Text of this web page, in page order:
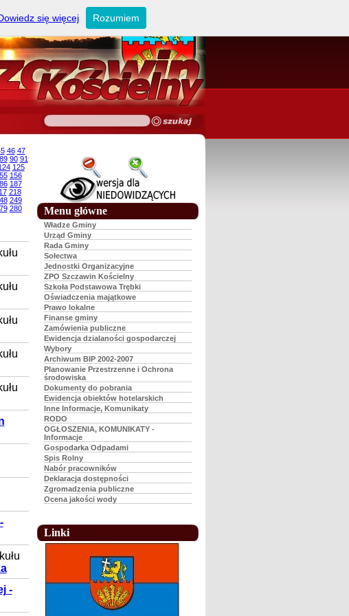
46 47
89 90 91
125
156
187
218
249
280
-
Menu główne
Władze Gminy
Urząd Gminy
Rada Gminy
Sołectwa
Jednostki Organizacyjne
ZPO Szczawin Kościelny
Szkoła Podstawowa Trębki
Oświadczenia majątkowe
Prawo lokalne
Finanse gminy
Zamówienia publiczne
Ewidencja dzialaności gospodarczej
Wybory
Archiwum BIP 2002-2007
Planowanie Przestrzenne i Ochrona
środowiska
Dokumenty do pobrania
Ewidencja obiektów hotelarskich
Inne Informacje, Komunikaty
RODO
OGŁOSZENIA, KOMUNIKATY -
Informacje
Gospodarka Odpadami
Spis Rolny
Nabór pracowników
Deklaracja dostępności
Zgromadzenia publiczne
Ocena jakości wody
Linki
się więcej Rozumiem